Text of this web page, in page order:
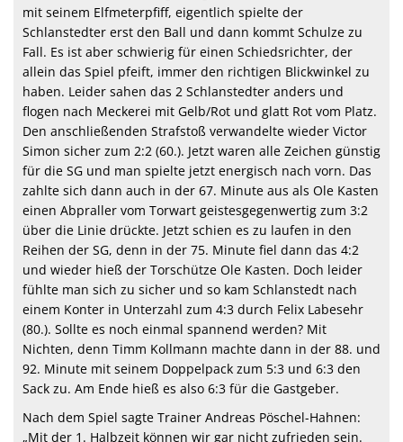
mit seinem Elfmeterpfiff, eigentlich spielte der
Schlanstedter erst den Ball und dann kommt Schulze zu
Fall. Es ist aber schwierig für einen Schiedsrichter, der
allein das Spiel pfeift, immer den richtigen Blickwinkel zu
haben. Leider sahen das 2 Schlanstedter anders und
flogen nach Meckerei mit Gelb/Rot und glatt Rot vom Platz.
Den anschließenden Strafstoß verwandelte wieder Victor
Simon sicher zum 2:2 (60.). Jetzt waren alle Zeichen günstig
für die SG und man spielte jetzt energisch nach vorn. Das
zahlte sich dann auch in der 67. Minute aus als Ole Kasten
einen Abpraller vom Torwart geistesgegenwertig zum 3:2
über die Linie drückte. Jetzt schien es zu laufen in den
Reihen der SG, denn in der 75. Minute fiel dann das 4:2
und wieder hieß der Torschütze Ole Kasten. Doch leider
fühlte man sich zu sicher und so kam Schlanstedt nach
einem Konter in Unterzahl zum 4:3 durch Felix Labesehr
(80.). Sollte es noch einmal spannend werden? Mit
Nichten, denn Timm Kollmann machte dann in der 88. und
92. Minute mit seinem Doppelpack zum 5:3 und 6:3 den
Sack zu. Am Ende hieß es also 6:3 für die Gastgeber.
Nach dem Spiel sagte Trainer Andreas Pöschel-Hahnen:
„Mit der 1. Halbzeit können wir gar nicht zufrieden sein.